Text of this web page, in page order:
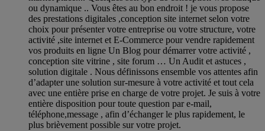
ou dynamique .. Vous êtes au bon endroit ! je vous propose
des prestations digitales ,conception site internet selon votre
choix pour présenter votre entreprise ou votre structure, votre
activité ,site internet et E-Commerce pour vendre rapidement
vos produits en ligne Un Blog pour démarrer votre activité ,
conception site vitrine , site forum … Un Audit et astuces ,
solution digitale . Nous définissons ensemble vos attentes afin
d’adapter une solution sur-mesure à votre activité et tout cela
avec une entière prise en charge de votre projet. Je suis à votre
entière disposition pour toute question par e-mail,
téléphone,message , afin d’échanger le plus rapidement, le
plus brièvement possible sur votre projet.